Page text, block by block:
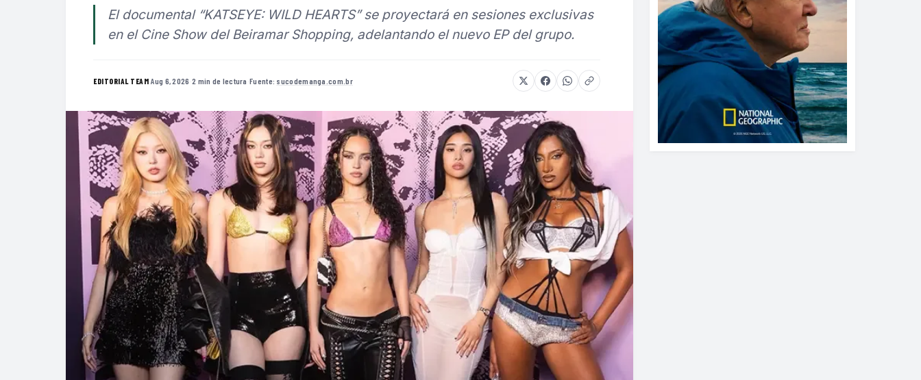
El documental “KATSEYE: WILD HEARTS” se proyectará en sesiones exclusivas
en el Cine Show del Beiramar Shopping, adelantando el nuevo EP del grupo.
EDITORIAL TEAM·Aug 6, 2026 ·2 min de lectura ·Fuente: sucodemanga.com.br